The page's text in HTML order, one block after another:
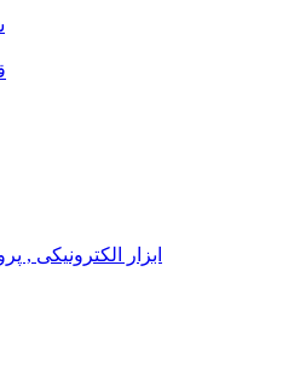
ابزار الکترونیکی ,